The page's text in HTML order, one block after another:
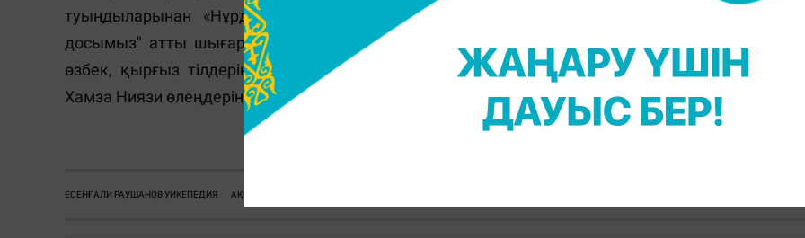
туындыларынан «Нұрдан жаралған» романы, құстар табиғатын сөз еткен "Құстар біздің
досымыз" атты шығармасы бар. Көптеген өлең, поэмалары орыс, литва, украин, болгар, чех,
өзбек, қырғыз тілдеріне аударылған. Өзбек тілінен ортағасырлық мұра "Темір жарғыларын",
Хамза Ниязи өлеңдерін қазақ тіліне тәржімалаған.
ЕСЕНҒАЛИ РАУШАНОВ УИКЕПЕДИЯ АҚЫН